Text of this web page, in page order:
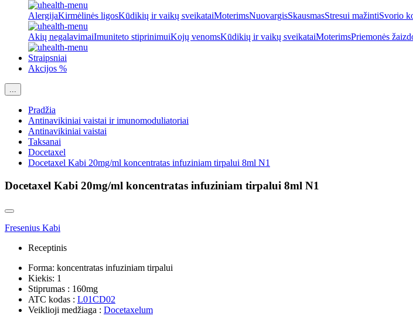
AlergijaKirmėlinės ligosKūdikių ir vaikų sveikataiMoterimsNuovargisSkausmasStresui mažintiSvorio
Akių negalavimaiImuniteto stiprinimuiKojų venomsKūdikių ir vaikų sveikataiMoterimsPriemonės
Straipsniai
Akcijos %
...
Pradžia
Antinavikiniai vaistai ir imunomoduliatoriai
Antinavikiniai vaistai
Taksanai
Docetaxel
Docetaxel Kabi 20mg/ml koncentratas infuziniam tirpalui 8ml N1
Docetaxel Kabi 20mg/ml koncentratas infuziniam tirpalui 8ml N1
Fresenius Kabi
Receptinis
Forma: koncentratas infuziniam tirpalui
Kiekis: 1
Stiprumas : 160mg
ATC kodas : L01CD02
Veiklioji medžiaga : Docetaxelum